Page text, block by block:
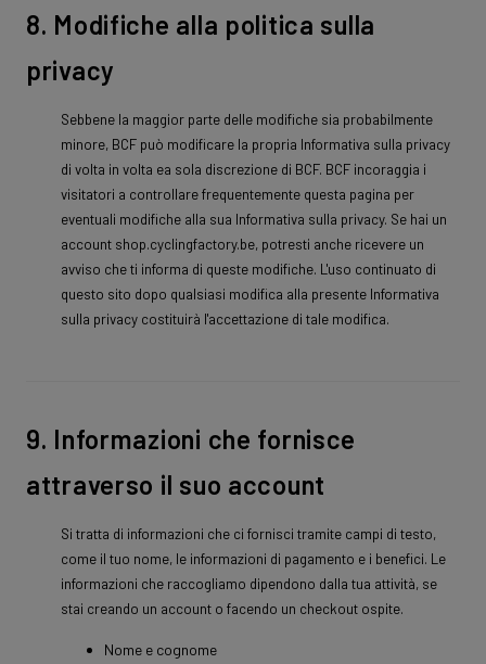
8. Modifiche alla politica sulla
privacy
Sebbene la maggior parte delle modifiche sia probabilmente
minore, BCF può modificare la propria Informativa sulla privacy
di volta in volta ea sola discrezione di BCF. BCF incoraggia i
visitatori a controllare frequentemente questa pagina per
eventuali modifiche alla sua Informativa sulla privacy. Se hai un
account shop.cyclingfactory.be, potresti anche ricevere un
avviso che ti informa di queste modifiche. L'uso continuato di
questo sito dopo qualsiasi modifica alla presente Informativa
sulla privacy costituirà l'accettazione di tale modifica.
9. Informazioni che fornisce
attraverso il suo account
Si tratta di informazioni che ci fornisci tramite campi di testo,
come il tuo nome, le informazioni di pagamento e i benefici. Le
informazioni che raccogliamo dipendono dalla tua attività, se
stai creando un account o facendo un checkout ospite.
Nome e cognome